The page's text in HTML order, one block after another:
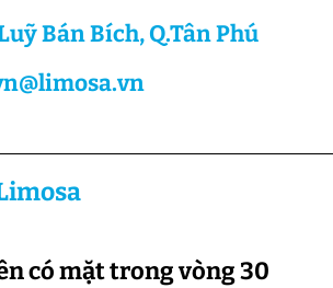
Bán Bích, Q.Tân Phú
có mặt trong vòng 30